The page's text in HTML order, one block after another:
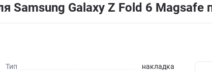
Samsung Galaxy Z Fold 6 Magsafe
Тип накладка